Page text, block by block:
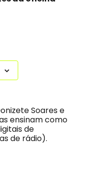
Soares e
ensinam como
de
de rádio).